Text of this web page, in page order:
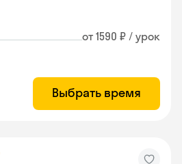
от 1590 ₽ / урок
Выбрать время